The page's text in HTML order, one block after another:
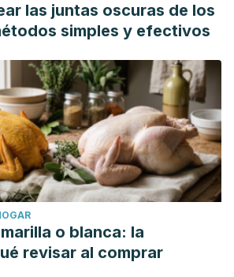
las juntas oscuras de los
simples y efectivos
o blanca: la
revisar al comprar